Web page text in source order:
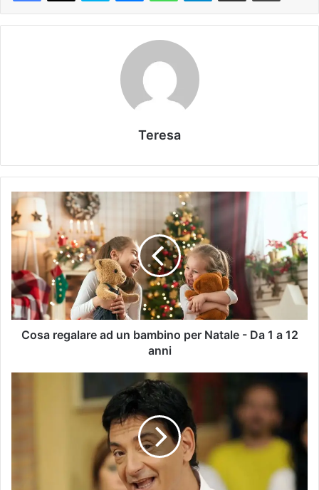
Teresa
Cosa regalare ad un bambino per Natale - Da 1 a 12
anni